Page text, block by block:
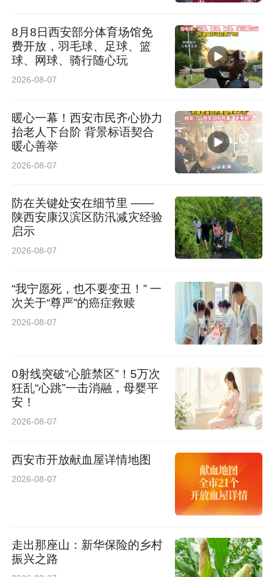
群众需要的重要时刻，以优质网络传递温暖，为
城市美好生活赋能。
8月8日西安部分体育场馆免
费开放，羽毛球、足球、篮
球、网球、骑行随心玩
2026-08-07
暖心一幕！西安市民齐心协力
抬老人下台阶 背景标语契合
暖心善举
2026-08-07
防在关键处安在细节里 ——
陕西安康汉滨区防汛减灾经验
启示
2026-08-07
“我宁愿死，也不要变丑！” 一
次关于“尊严”的癌症救赎
2026-08-07
0射线突破“心脏禁区”！5万次
狂乱“心跳”一击消融，母婴平
安！
2026-08-07
西安市开放献血屋详情地图
2026-08-07
走出那座山：新华保险的乡村
振兴之路